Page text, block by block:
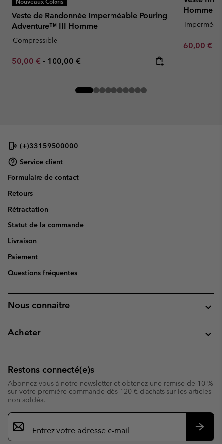
Nouveaux Coloris
Veste de Randonnée Imperméable Pouring
Adventure™ III Homme
Compressible
Minimum sale price:
50,00 € - Maximum price:
100,00 €
Homme
Minimum
60,00 €
(+)33159500000
Service client
Formulaire de contact
Retours
Rétractation
Statut de la commande
Livraison
Paiement
Questions fréquentes
Nous connaitre
Acheter
Restons connecté(e)s
Abonnez-vous à notre newsletter et obtenez une remise de 10 %
sur votre première commande dès 120 € d’achats sur les articles
non soldés.
Inscription
par
e-